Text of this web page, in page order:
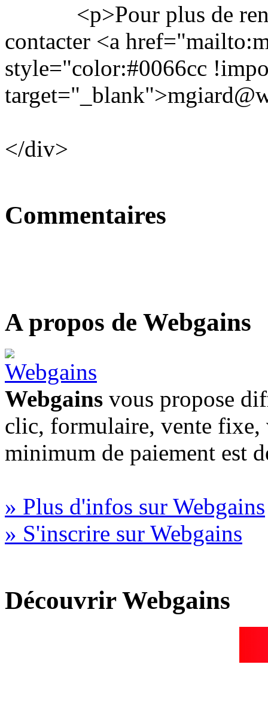
<p>Pour plus de
contacter <a
style="color:#0066cc
</div>
Commentaires
A propos de Webgains
Webgains vous propose
clic, formulaire, vente fixe,
minimum de paiement est
» Plus d'infos sur Webgains
» S'inscrire sur Webgains
Découvrir Webgains